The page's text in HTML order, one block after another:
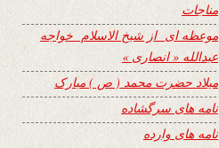
مناجات
موعظه ای از شیخ الاسلام خواجه
عبدالله « انصاری »
میلاد حضرت محمد ( ص ) مبارک
نامه های سرگشاده
نامه های وارده